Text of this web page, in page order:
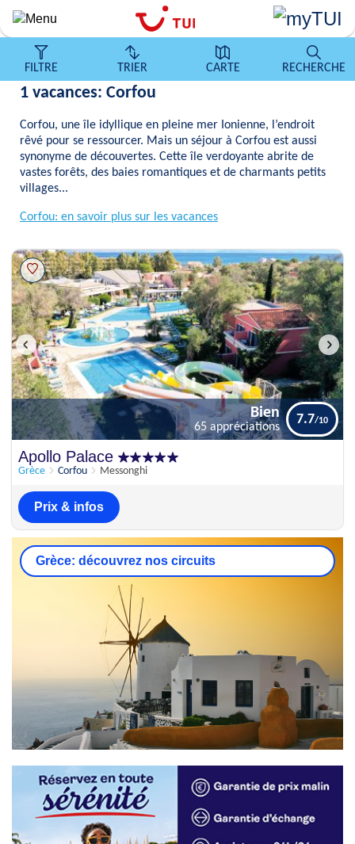
Aller
au
contenu
principal
FILTRE TRIER CARTE RECHERCHE
1 vacances: Corfou
Corfou, une île idyllique en pleine mer Ionienne, l’endroit
rêvé pour se ressourcer. Mais un séjour à Corfou est aussi
synonyme de découvertes. Cette île verdoyante abrite de
vastes forêts, des baies romantiques et de charmants petits
villages...
Corfou: en savoir plus sur les vacances
Apollo Palace
Grèce Corfou Messonghi
Bien
65 appréciations
7.7
Prix & infos
Grèce: découvrez nos circuits